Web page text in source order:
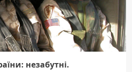
незабутні.